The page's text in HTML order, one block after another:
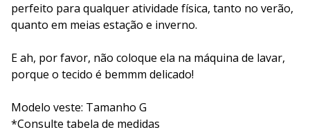
perfeito para qualquer atividade física, tanto no verão,
quanto em meias estação e inverno.
E ah, por favor, não coloque ela na máquina de lavar,
porque o tecido é bemmm delicado!
Modelo veste: Tamanho G
*Consulte tabela de medidas